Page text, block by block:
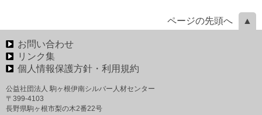
ページの先頭へ
お問い合わせ
リンク集
個人情報保護方針・利用規約
公益社団法人 駒ヶ根伊南シルバー人材センター
〒399-4103
長野県駒ヶ根市梨の木2番22号